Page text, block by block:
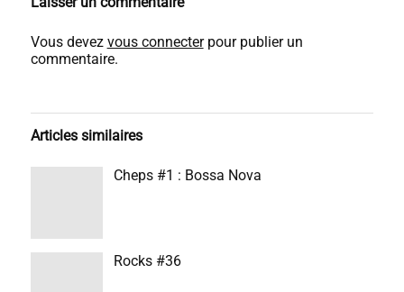
Vous devez vous connecterpour publier un
commentaire.
Articles similaires
Cheps #1 : Bossa Nova
Rocks #36